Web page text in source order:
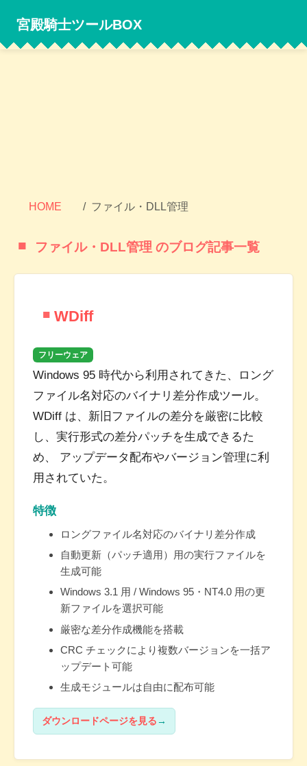
宮殿騎士ツールBOX
HOME ファイル・DLL管理
ファイル・DLL管理 のブログ記事一覧
WDiff
フリーウェア
Windows 95 時代から利用されてきた、ロング
ファイル名対応のバイナリ差分作成ツール。
WDiff は、新旧ファイルの差分を厳密に比較
し、実行形式の差分パッチを生成できるた
め、 アップデータ配布やバージョン管理に利
用されていた。
特徴
ロングファイル名対応のバイナリ差分作成
自動更新（パッチ適用）用の実行ファイルを
生成可能
Windows 3.1 用 / Windows 95・NT4.0 用の更
新ファイルを選択可能
厳密な差分作成機能を搭載
CRC チェックにより複数バージョンを一括ア
ップデート可能
生成モジュールは自由に配布可能
ダウンロードページを見る